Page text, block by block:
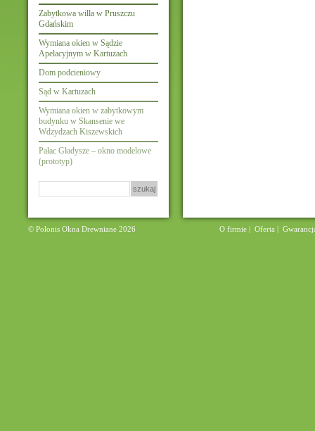
Zabytkowa willa w Pruszczu
Gdańskim
Wymiana okien w Sądzie
Apelacyjnym w Kartuzach
Dom podcieniowy
Sąd w Kartuzach
Wymiana okien w zabytkowym
budynku w Skansenie we
Wdzydzach Kiszewskich
Pałac Gładysze – okno modelowe
(prototyp)
© Polonis Okna Drewniane 2026 O firmie | Oferta |